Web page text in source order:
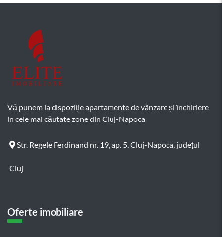
Vă punem la dispoziție apartamente de vânzare și închiriere
in cele mai căutate zone din Cluj-Napoca
Str. Regele Ferdinand nr. 19, ap. 5, Cluj-Napoca, județul
Cluj
Oferte imobiliare